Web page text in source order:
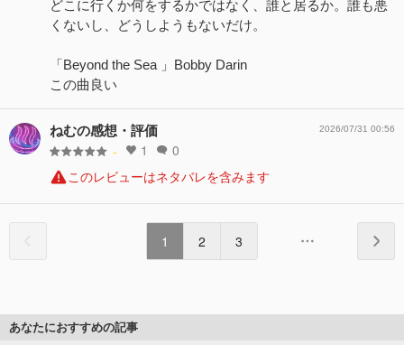
どこに行くか何をするかではなく、誰と居るか。誰も悪
くないし、どうしようもないだけ。
「Beyond the Sea 」Bobby Darin
この曲良い
ねむの感想・評価
- 1 0
2026/07/31 00:56
このレビューはネタバレを含みます
1 2 3
あなたにおすすめの記事